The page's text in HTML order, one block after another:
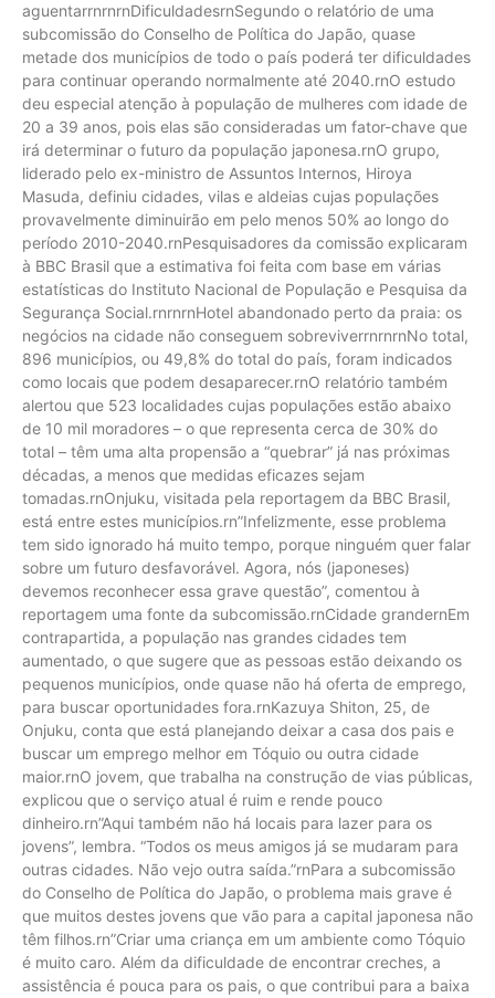
aguentarrnrnrnDificuldadesrnSegundo o relatório de uma
subcomissão do Conselho de Política do Japão, quase
metade dos municípios de todo o país poderá ter dificuldades
para continuar operando normalmente até 2040.rnO estudo
deu especial atenção à população de mulheres com idade de
20 a 39 anos, pois elas são consideradas um fator-chave que
irá determinar o futuro da população japonesa.rnO grupo,
liderado pelo ex-ministro de Assuntos Internos, Hiroya
Masuda, definiu cidades, vilas e aldeias cujas populações
provavelmente diminuirão em pelo menos 50% ao longo do
período 2010-2040.rnPesquisadores da comissão explicaram
à BBC Brasil que a estimativa foi feita com base em várias
estatísticas do Instituto Nacional de População e Pesquisa da
Segurança Social.rnrnrnHotel abandonado perto da praia: os
negócios na cidade não conseguem sobreviverrnrnrnNo total,
896 municípios, ou 49,8% do total do país, foram indicados
como locais que podem desaparecer.rnO relatório também
alertou que 523 localidades cujas populações estão abaixo
de 10 mil moradores – o que representa cerca de 30% do
total – têm uma alta propensão a “quebrar” já nas próximas
décadas, a menos que medidas eficazes sejam
tomadas.rnOnjuku, visitada pela reportagem da BBC Brasil,
está entre estes municípios.rn”Infelizmente, esse problema
tem sido ignorado há muito tempo, porque ninguém quer falar
sobre um futuro desfavorável. Agora, nós (japoneses)
devemos reconhecer essa grave questão”, comentou à
reportagem uma fonte da subcomissão.rnCidade grandernEm
contrapartida, a população nas grandes cidades tem
aumentado, o que sugere que as pessoas estão deixando os
pequenos municípios, onde quase não há oferta de emprego,
para buscar oportunidades fora.rnKazuya Shiton, 25, de
Onjuku, conta que está planejando deixar a casa dos pais e
buscar um emprego melhor em Tóquio ou outra cidade
maior.rnO jovem, que trabalha na construção de vias públicas,
explicou que o serviço atual é ruim e rende pouco
dinheiro.rn”Aqui também não há locais para lazer para os
jovens”, lembra. “Todos os meus amigos já se mudaram para
outras cidades. Não vejo outra saída.”rnPara a subcomissão
do Conselho de Política do Japão, o problema mais grave é
que muitos destes jovens que vão para a capital japonesa não
têm filhos.rn”Criar uma criança em um ambiente como Tóquio
é muito caro. Além da dificuldade de encontrar creches, a
assistência é pouca para os pais, o que contribui para a baixa